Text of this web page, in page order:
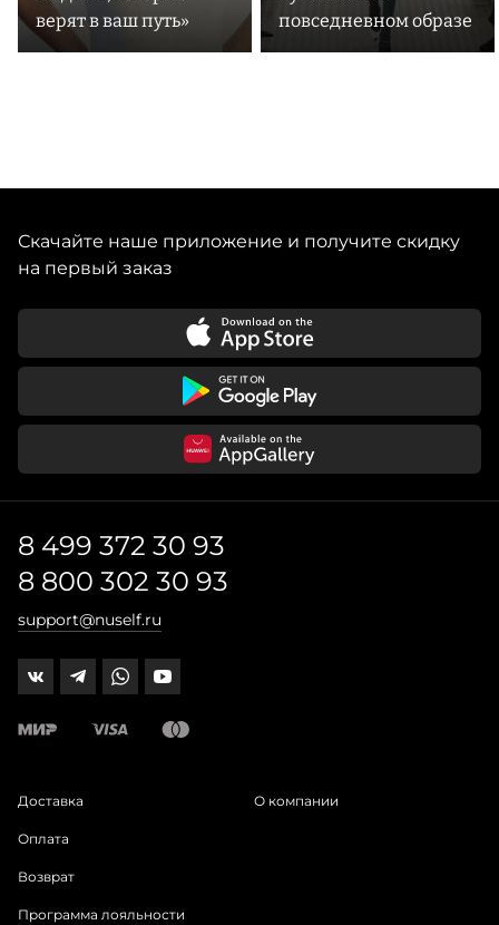
верят в ваш путь»
повседневном образе
Скачайте наше приложение и получите скидку
на первый заказ
8 499 372 30 93
8 800 302 30 93
support@nuself.ru
Доставка
Оплата
Возврат
Программа лояльности
О компании